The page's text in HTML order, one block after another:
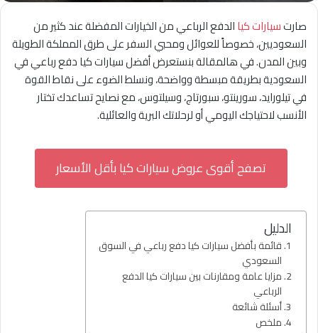
صارتسيارات كياالدفع الرباعي من الخيارات المفضلة عند كثير من
السعوديين، خصوصاً للعوائل ومحبي السفر على طرق المملكة الطويلة
وبين المدن. في هالمقالة بنستعرض أفضل سيارات كيا دفع رباعي في
السعودية بطريقة مبسطة وواضحة، ونسلط الضوء على نقاط القوة
في تيلورايد، سورينتو، سبورتاج، وسيلتوس، مع نصايح تساعدك تختار
الأنسب لاحتياجك اليومي أو لرحلاتك البرية والعائلية.
تصفح أقوى عروض سيارات كيا بأقل الأسعار
الدليل
قائمة بأفضل سيارات كيا دفع رباعي في السوق
السعودي
مزايا عامة ومقارنات بين سيارات كيا الدفع
الرباعي
أسئلة شائعة
ملخص